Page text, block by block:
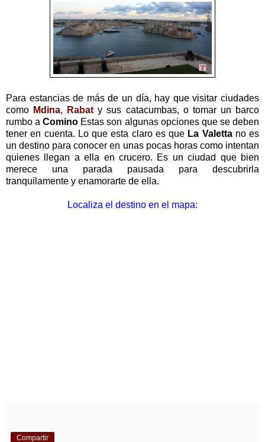
Para estancias de más de un día, hay que visitar ciudades
como Mdina, Rabat y sus catacumbas, o tomar un barco
rumbo aComino Estas son algunas opciones que se deben
tener en cuenta. Lo que esta claro es que La Valettano es
un destino para conocer en unas pocas horas como intentan
quienes llegan a ella en crucero. Es un ciudad que bien
merece una parada pausada para descubrirla
tranquilamente y enamorarte de ella.
Localiza el destino en el mapa:
Compartir